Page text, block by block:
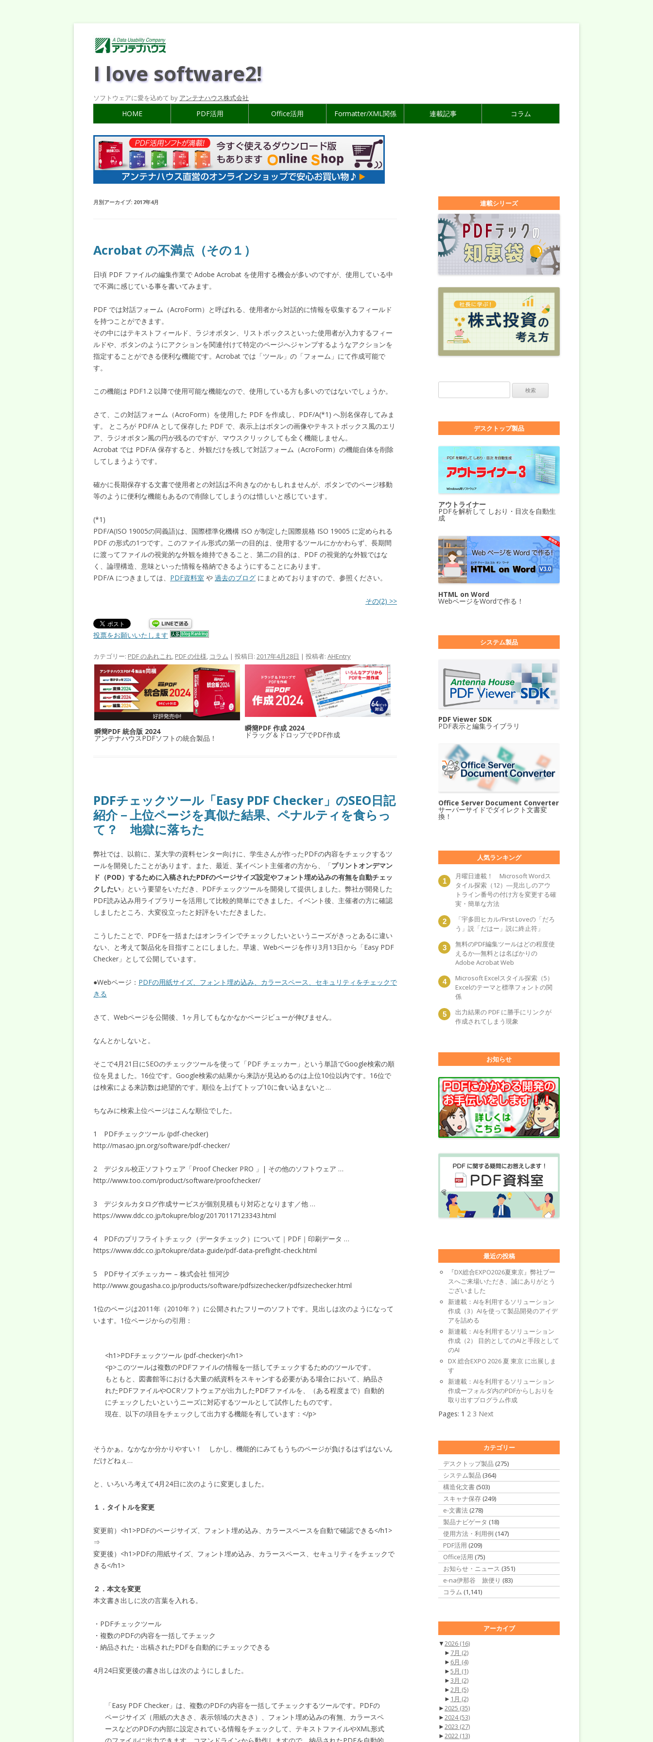
I love software2!
ソフトウェアに愛を込めて by アンテナハウス株式会社
HOME PDF活用 Office活用 Formatter/XML関係 連載記事 コラム
月別アーカイブ: 2017年4月
Acrobat の不満点（その１）
日頃 PDF ファイルの編集作業で Adobe Acrobat を使用する機会が多いのですが、使用している中
で不満に感じている事を書いてみます。
PDF では対話フォーム（AcroForm）と呼ばれる、使用者から対話的に情報を収集するフィールド
を持つことができます。
その中にはテキストフィールド、ラジオボタン、リストボックスといった使用者が入力するフィー
ルドや、ボタンのようにアクションを関連付けて特定のページへジャンプするようなアクションを
指定することができる便利な機能です。Acrobat では「ツール」の「フォーム」にて作成可能で
す。
この機能は PDF1.2 以降で使用可能な機能なので、使用している方も多いのではないでしょうか。
さて、この対話フォーム（AcroForm）を使用した PDF を作成し、PDF/A(*1) へ別名保存してみま
す。 ところが PDF/A として保存した PDF で、表示上はボタンの画像やテキストボックス風のエリ
ア、ラジオボタン風の円が残るのですが、マウスクリックしても全く機能しません。
Acrobat では PDF/A 保存すると、外観だけを残して対話フォーム（AcroForm）の機能自体を削除
してしまうようです。
確かに長期保存する文書で使用者との対話は不向きなのかもしれませんが、ボタンでのページ移動
等のように便利な機能もあるので削除してしまうのは惜しいと感じています。
(*1)
PDF/A(ISO 19005の同義語)は、国際標準化機構 ISO が制定した国際規格 ISO 19005 に定められる
PDF の形式の1つです。このファイル形式の第一の目的は、使用するツールにかかわらず、長期間
に渡ってファイルの視覚的な外観を維持できること、第二の目的は、PDF の視覚的な外観ではな
く、論理構造、意味といった情報を格納できるようにすることにあります。
PDF/A につきましては、 PDF資料室 や 過去のブログ にまとめておりますので、参照ください。
その(2) >>
投票をお願いいたします
カテゴリー: PDF のあれこれ, PDF の仕様, コラム | 投稿日: 2017年4月28日 | 投稿者: AHEntry
瞬簡PDF 統合版 2024
アンテナハウスPDFソフトの統合製品！
瞬簡PDF 作成 2024
ドラッグ＆ドロップでPDF作成
PDFチェックツール「Easy PDF Checker」のSEO日記
紹介－上位ページを真似た結果、ペナルティを食らっ
て？ 地獄に落ちた
弊社では、以前に、某大学の資料センター向けに、学生さんが作ったPDFの内容をチェックするツ
ールを開発したことがあります。また、最近、某イベント主催者の方から、「プリントオンデマン
ド（POD）するために入稿されたPDFのページサイズ設定やフォント埋め込みの有無を自動チェッ
クしたい 」という要望をいただき、PDFチェックツールを開発して提供しました。弊社が開発した
PDF読み込み用ライブラリーを活用して比較的簡単にできました。イベント後、主催者の方に確認
しましたところ、大変役立ったと好評をいただきました。
こうしたことで、PDFを一括またはオンラインでチェックしたいというニーズがきっとあるに違い
ない、と考えて製品化を目指すことにしました。早速、Webページを作り3月13日から「Easy PDF
Checker」として公開しています。
●Webページ： PDFの用紙サイズ、フォント埋め込み、カラースペース、セキュリティをチェックで
きる
さて、Webページを公開後、1ヶ月してもなかなかページビューが伸びません。
なんとかしないと。
そこで4月21日にSEOのチェックツールを使って「PDF チェッカー」という単語でGoogle検索の順
位を見ました。16位です。Google検索の結果から来訪が見込めるのは上位10位以内です。16位で
は検索による来訪数は絶望的です。順位を上げてトップ10に食い込まないと…
ちなみに検索上位ページはこんな順位でした。
1 PDFチェックツール (pdf-checker)
http://masao.jpn.org/software/pdf-checker/
2 デジタル校正ソフトウェア「Proof Checker PRO 」| その他のソフトウェア …
http://www.too.com/product/software/proofchecker/
3 デジタルカタログ作成サービスが個別見積もり対応となります／他 …
https://www.ddc.co.jp/tokupre/blog/20170117123343.html
4 PDFのプリフライトチェック（データチェック）について｜PDF｜印刷データ …
https://www.ddc.co.jp/tokupre/data-guide/pdf-data-preflight-check.html
5 PDFサイズチェッカー – 株式会社 恒河沙
http://www.gougasha.co.jp/products/software/pdfsizechecker/pdfsizechecker.html
1位のページは2011年（2010年？）に公開されたフリーのソフトです。見出しは次のようになって
います。1位ページからの引用：
<h1>PDFチェックツール (pdf-checker)</h1>
<p>このツールは複数のPDFファイルの情報を一括してチェックするためのツールです。
もともと、図書館等における大量の紙資料をスキャンする必要がある場合において、納品さ
れたPDFファイルやOCRソフトウェアが出力したPDFファイルを、（ある程度まで）自動的
にチェックしたいというニーズに対応するツールとして試作したものです。
現在、以下の項目をチェックして出力する機能を有しています：</p>
そうかぁ。なかなか分かりやすい！ しかし、機能的にみてもうちのページが負けるはずはないん
だけどねぇ…
と、いろいろ考えて4月24日に次のように変更しました。
１．タイトルを変更
変更前）<h1>PDFのページサイズ、フォント埋め込み、カラースペースを自動で確認できる</h1>
⇒
変更後）<h1>PDFの用紙サイズ、フォント埋め込み、カラースペース、セキュリティをチェックで
きる</h1>
２．本文を変更
本文書き出しに次の言葉を入れる。
・PDFチェックツール
・複数のPDFの内容を一括してチェック
・納品された・出稿されたPDFを自動的にチェックできる
4月24日変更後の書き出しは次のようにしました。
「Easy PDF Checker」は、複数のPDFの内容を一括してチェックするツールです。PDFの
ページサイズ（用紙の大きさ、表示領域の大きさ）、フォント埋め込みの有無、カラースペ
ースなどのPDFの内部に設定されている情報をチェックして、テキストファイルやXML形式
連載シリーズ
デスクトップ製品
アウトライナー
PDFを解析して しおり・目次を自動生
成
HTML on Word
WebページをWordで作る！
システム製品
PDF Viewer SDK
PDF表示と編集ライブラリ
Office Server Document Converter
サーバーサイドでダイレクト文書変
換！
人気ランキング
月曜日連載！ Microsoft Wordス
タイル探索（12）―見出しのアウ
トライン番号の付け方を変更する確
実・簡単な方法
「宇多田ヒカル/First Loveの「だろ
う」説「だはー」説に終止符」
無料のPDF編集ツールはどの程度使
えるか―無料とは名ばかりの
Adobe Acrobat Web
Microsoft Excelスタイル探索（5）
Excelのテーマと標準フォントの関
係
出力結果の PDF に勝手にリンクが
作成されてしまう現象
お知らせ
最近の投稿
『DX総合EXPO2026夏東京』弊社ブー
スへご来場いただき、誠にありがとう
ございました
新連載：AIを利用するソリューション
作成（3）AIを使って製品開発のアイデ
アを詰める
新連載：AIを利用するソリューション
作成（2） 目的としてのAIと手段として
のAI
DX 総合EXPO 2026 夏 東京 に出展しま
す
新連載：AIを利用するソリューション
作成ーフォルダ内のPDFからしおりを
取り出すプログラム作成
Pages: 1 2 3 Next
カテゴリー
デスクトップ製品 (275)
システム製品 (364)
構造化文書 (503)
スキャナ保存 (249)
e-文書法 (278)
製品ナビゲータ (18)
使用方法・利用例 (147)
PDF活用 (209)
Office活用 (75)
お知らせ・ニュース (351)
e-na伊那谷 旅便り (83)
コラム (1,141)
アーカイブ
▼2026 (16)
► 7月 (2)
► 6月 (4)
►5月 (1)
►3月 (2)
►2月 (5)
► 1月 (2)
►2025 (35)
►2024(53)
►2023 (27)
►2022 (13)